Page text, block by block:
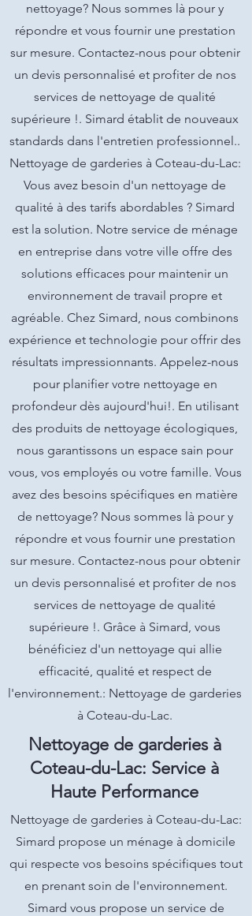
nettoyage? Nous sommes là pour y
répondre et vous fournir une prestation
sur mesure. Contactez-nous pour obtenir
un devis personnalisé et profiter de nos
services de nettoyage de qualité
supérieure !. Simard établit de nouveaux
standards dans l'entretien professionnel..
Nettoyage de garderies à Coteau-du-Lac:
Vous avez besoin d'un nettoyage de
qualité à des tarifs abordables ? Simard
est la solution. Notre service de ménage
en entreprise dans votre ville offre des
solutions efficaces pour maintenir un
environnement de travail propre et
agréable. Chez Simard, nous combinons
expérience et technologie pour offrir des
résultats impressionnants. Appelez-nous
pour planifier votre nettoyage en
profondeur dès aujourd'hui!. En utilisant
des produits de nettoyage écologiques,
nous garantissons un espace sain pour
vous, vos employés ou votre famille. Vous
avez des besoins spécifiques en matière
de nettoyage? Nous sommes là pour y
répondre et vous fournir une prestation
sur mesure. Contactez-nous pour obtenir
un devis personnalisé et profiter de nos
services de nettoyage de qualité
supérieure !. Grâce à Simard, vous
bénéficiez d'un nettoyage qui allie
efficacité, qualité et respect de
l'environnement.: Nettoyage de garderies
à Coteau-du-Lac.
Nettoyage de garderies à
Coteau-du-Lac: Service à
Haute Performance
Nettoyage de garderies à Coteau-du-Lac:
Simard propose un ménage à domicile
qui respecte vos besoins spécifiques tout
en prenant soin de l'environnement.
Simard vous propose un service de